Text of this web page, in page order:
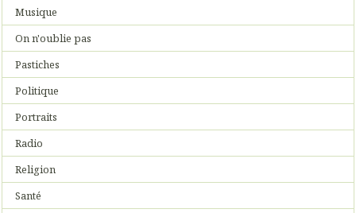
Musique
On n'oublie pas
Pastiches
Politique
Portraits
Radio
Religion
Santé